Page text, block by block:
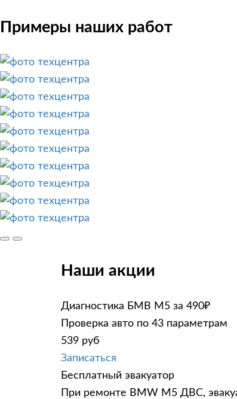
Примеры наших работ
Наши акции
Диагностика БМВ М5 за 490₽
Проверка авто по 43 параметрам
539 руб
Записаться
Бесплатный эвакуатор
При ремонте BMW M5 ДВС,